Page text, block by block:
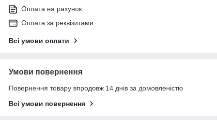
Оплата на рахунок
Оплата за реквізитами
Всі умови оплати
Умови повернення
Повернення товару впродовж 14 днів за домовленістю
Всі умови повернення